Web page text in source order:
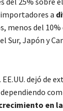
a
menos del
Sur, Japón y
dejó de
en